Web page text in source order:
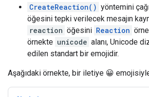
CreateReaction() yöntemini
öğesini tepki verilecek mesajın
reaction öğesini Reaction
örnekte unicode alanı, Unicode
edilen standart bir emojidir.
Aşağıdaki örnekte, bir iletiye 😀